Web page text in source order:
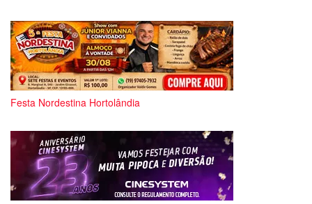
Festa Nordestina Hortolândia